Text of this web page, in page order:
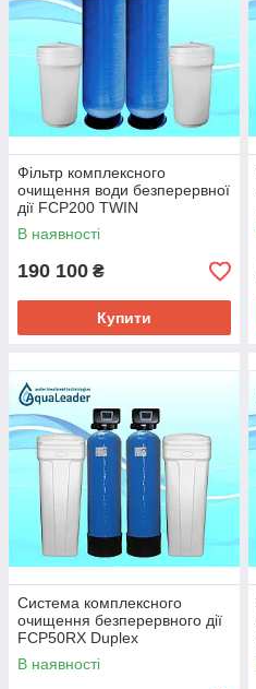
Фільтр комплексного
очищення води безперервної
дії FCP200 TWIN
В наявності
190 100 ₴
Купити
Система комплексного
очищення безперервного дії
FCP50RX Duplex
В наявності